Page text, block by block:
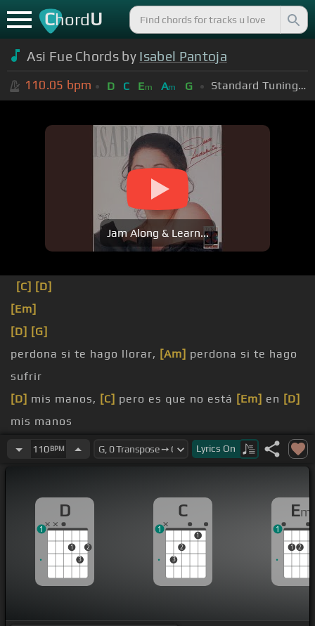
ChordU
Asi Fue Chords by Isabel Pantoja
110.05 bpm D C Em Am G Standard Tuning (EADGBE)
Jam Along & Learn...
[C] [D]
[Em]
[D] [G]
perdona si te hago llorar, [Am] perdona si te hago
sufrir
[D] mis manos, [C] pero es que no está [Em] en [D]
mis manos
me he[D] enamorado, me [G]
enamoré
perdona si te digo
que te amo?
110BPM Lyrics On
D
1
3
2
1
C
3
2
1
1
Em
1 2
1